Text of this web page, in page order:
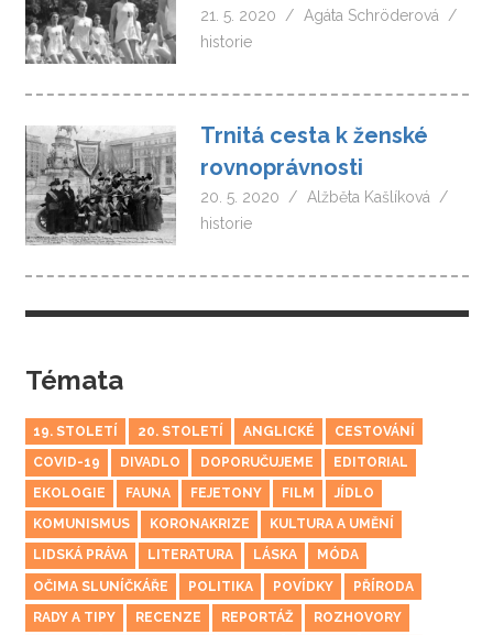
21. 5. 2020
Agáta Schröderová
historie
Trnitá cesta k ženské
rovnoprávnosti
20. 5. 2020
Alžběta Kašlíková
historie
Témata
19. STOLETÍ 20. STOLETÍ ANGLICKÉ CESTOVÁNÍ
COVID-19 DIVADLO DOPORUČUJEME EDITORIAL
EKOLOGIE FAUNA FEJETONY FILM JÍDLO
KOMUNISMUS KORONAKRIZE KULTURA A UMĚNÍ
LIDSKÁ PRÁVA LITERATURA LÁSKA MÓDA
OČIMA SLUNÍČKÁŘE POLITIKA POVÍDKY PŘÍRODA
RADY A TIPY RECENZE REPORTÁŽ ROZHOVORY